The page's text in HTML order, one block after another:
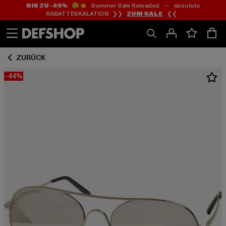
Zum
Inhalt
springen
Zum
Fußzeile
springen
BIS ZU -65%😲💥 Summer Sale Reloaded — absolute
RABATTESKALATION ❯❯ ZUM SALE ❮❮
ZURÜCK
-44%